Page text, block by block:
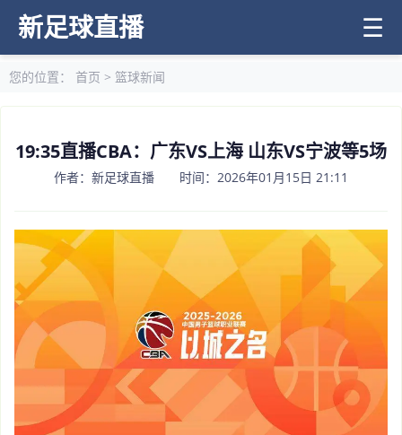
新足球直播 ☰
您的位置： 首页 > 篮球新闻
19:35直播CBA：广东VS上海 山东VS宁波等5场
作者：新足球直播 时间：2026年01月15日 21:11